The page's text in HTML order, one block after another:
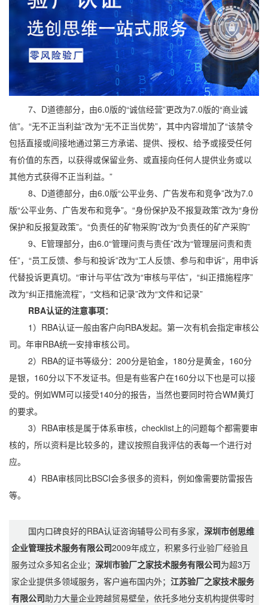
7、D道德部分，由6.0版的“诚信经营”更改为7.0版的“商业诚
信”。“无不正当利益”改为“无不正当优势”，其中内容增加了“该禁令
包括直接或间接地通过第三方承诺、提供、授权、给予或接受任何
有价值的东西，以获得或保留业务、或直接向任何人提供业务或以
其他方式获得不正当利益。”
8、D道德部分，由6.0版“公平业务、广告发布和竞争”改为7.0
版“公平业务、广告发布和竞争”。“身份保护及不报复政策”改为“身份
保护和反报复政策”。“负责任的矿物采购”改为“负责任的矿产采购”
9、E管理部分，由6.0“管理问责与责任”改为“管理层问责和责
任”，“员工反馈、参与和投诉”改为“工人反馈、参与和申诉”，用申诉
代替投诉更真切。“审计与平估”改为“审核与平估”，“纠正措施程序”
改为“纠正措施流程”，“文档和记录”改为“文件和记录”
RBA认证的注意事项：
1）RBA认证一般由客户向RBA发起。第一次有机会指定审核公
司。年审RBA统一安排审核公司。
2）RBA的证书等级分：200分是铂金，180分是黄金，160分
是银，160分以下不发证书。但是有些客户在160分以下也是可以接
受的。例如WM可以接受140分的报告，当然也要同时符合WM黄灯
的要求。
3）RBA审核是属于体系审核，checklist上的问题每个都需要审
核的，所以资料是比较多的，建议按照自我评估的表每一个进行对
应。
4）RBA审核同比BSCI会多很多的资料，例如像需要防雷报告
等。
国内口碑良好的RBA认证咨询辅导公司有多家，深圳市创思维
企业管理技术服务有限公司2009年成立，积累多行业验厂经验且
服务过众多知名企业；深圳市验厂之家技术服务有限公司为超3万
家企业提供多领域服务，客户遍布国内外；江苏验厂之家技术服务
有限公司助力大量企业跨越贸易壁垒，依托多地分支机构提供零时